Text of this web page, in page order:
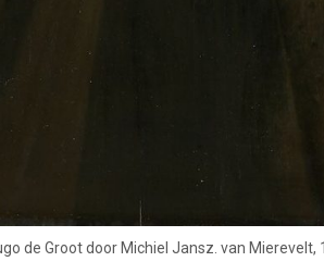
de Groot door Michiel Jansz. van Mierevelt,